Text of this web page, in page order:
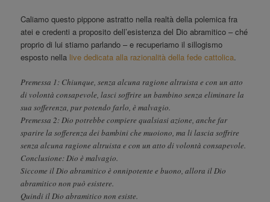
Caliamo questo pippone astratto nella realtà della polemica fra
atei e credenti a proposito dell’esistenza del Dio abramitico – ché
proprio di lui stiamo parlando – e recuperiamo il sillogismo
esposto nella live dedicata alla razionalità della fede cattolica.
Premessa 1: Chiunque, senza alcuna ragione altruista e con un atto
di volontà consapevole, lasci soffrire un bambino senza eliminare la
sua sofferenza, pur potendo farlo, è malvagio.
Premessa 2: Dio potrebbe compiere qualsiasi azione, anche far
sparire la sofferenza dei bambini che muoiono, ma li lascia soffrire
senza alcuna ragione altruista e con un atto di volontà consapevole.
Conclusione: Dio è malvagio.
Siccome il Dio abramitico è onnipotente e buono, allora il Dio
abramitico non può esistere.
Quindi il Dio abramitico non esiste.